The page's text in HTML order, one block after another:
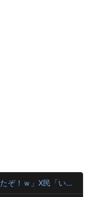
【画像】ラノベ作家（52）「新作ラブコメ書いたぞ！ｗ」X民「いい歳こいてラブコメ（笑）恥ずかしくないの？」←やめたれｗと話題に